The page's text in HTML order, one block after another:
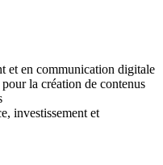
et en communication digitale
la création de contenus
investissement et